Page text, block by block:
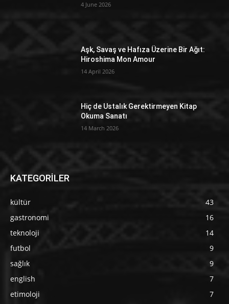
4 June 2026
Aşk, Savaş ve Hafıza Üzerine Bir Ağıt:
Hiroshima Mon Amour
14 April 2026
Hiç de Ustalık Gerektirmeyen Kitap
Okuma Sanatı
14 March 2026
KATEGORİLER
kültür
43
gastronomi
16
teknoloji
14
futbol
9
sağlık
9
english
7
etimoloji
7